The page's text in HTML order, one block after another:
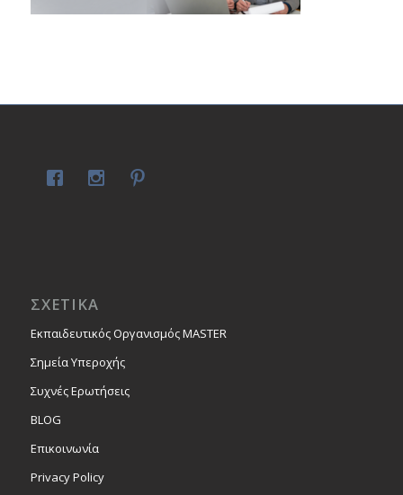
ΣΧΕΤΙΚΑ
Εκπαιδευτικός Οργανισμός MASTER
Σημεία Υπεροχής
Συχνές Ερωτήσεις
BLOG
Επικοινωνία
Privacy Policy